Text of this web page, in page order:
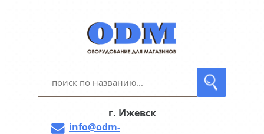
г. Ижевск
info@odm-